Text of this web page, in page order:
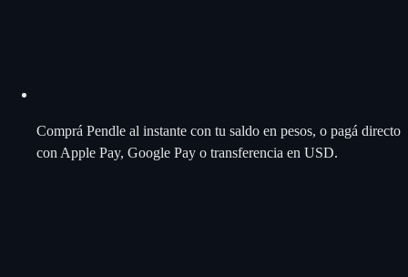
Comprá Pendle al instante con tu saldo en pesos, o pagá directo
con Apple Pay, Google Pay o transferencia en USD.